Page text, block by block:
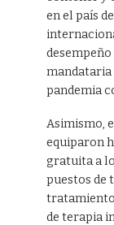
en el país
mandataria
pandemia
Asimismo,
equiparon
gratuita a
puestos de
de terapia